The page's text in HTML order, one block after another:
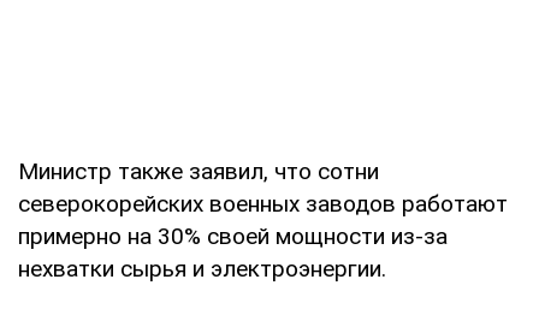
Министр также заявил, что сотни
северокорейских военных заводов работают
примерно на 30% своей мощности из-за
нехватки сырья и электроэнергии.